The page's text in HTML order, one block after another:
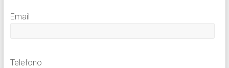
Email
Telefono